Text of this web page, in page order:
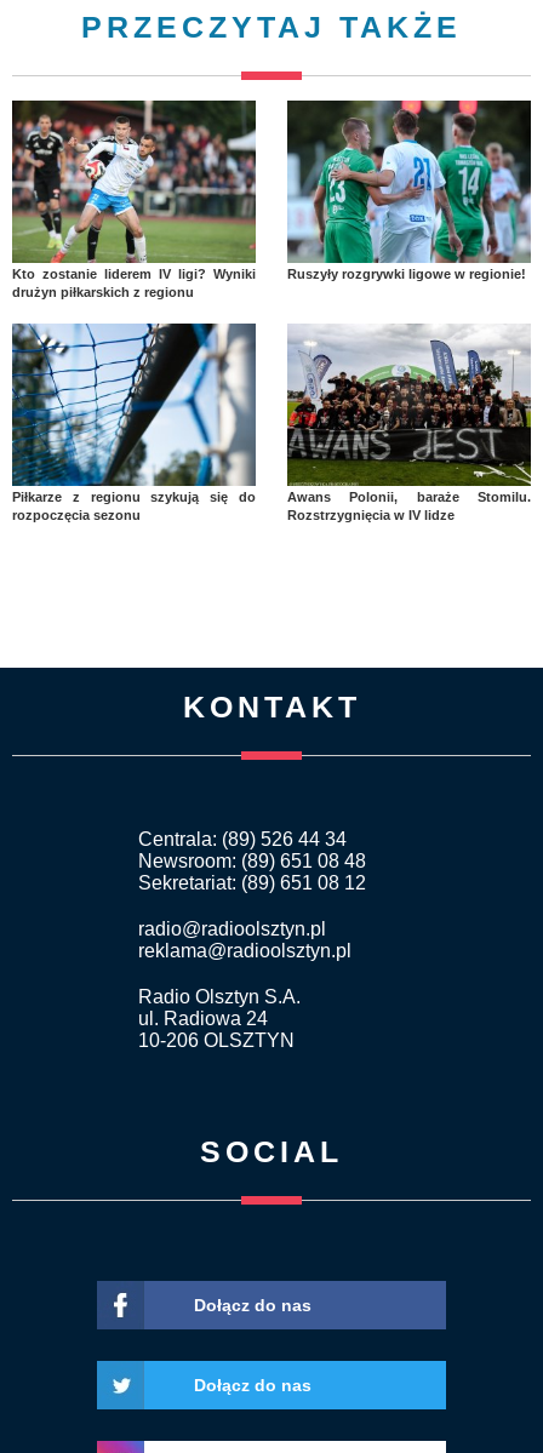
PRZECZYTAJ TAKŻE
Kto zostanie liderem IV ligi? Wyniki
drużyn piłkarskich z regionu
Ruszyły rozgrywki ligowe w regionie!
Piłkarze z regionu szykują się do
rozpoczęcia sezonu
Awans Polonii, baraże Stomilu.
Rozstrzygnięcia w IV lidze
KONTAKT
Centrala: (89) 526 44 34
Newsroom: (89) 651 08 48
Sekretariat: (89) 651 08 12
radio@radioolsztyn.pl
reklama@radioolsztyn.pl
Radio Olsztyn S.A.
ul. Radiowa 24
10-206 OLSZTYN
SOCIAL
Dołącz do nas
Dołącz do nas